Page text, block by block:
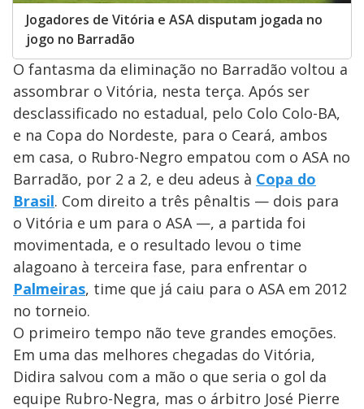
Jogadores de Vitória e ASA disputam jogada no
jogo no Barradão
O fantasma da eliminação no Barradão voltou a
assombrar o Vitória, nesta terça. Após ser
desclassificado no estadual, pelo Colo Colo-BA,
e na Copa do Nordeste, para o Ceará, ambos
em casa, o Rubro-Negro empatou com o ASA no
Barradão, por 2 a 2, e deu adeus à Copa do
Brasil. Com direito a três pênaltis — dois para
o Vitória e um para o ASA —, a partida foi
movimentada, e o resultado levou o time
alagoano à terceira fase, para enfrentar o
Palmeiras, time que já caiu para o ASA em 2012
no torneio.
O primeiro tempo não teve grandes emoções.
Em uma das melhores chegadas do Vitória,
Didira salvou com a mão o que seria o gol da
equipe Rubro-Negra, mas o árbitro José Pierre